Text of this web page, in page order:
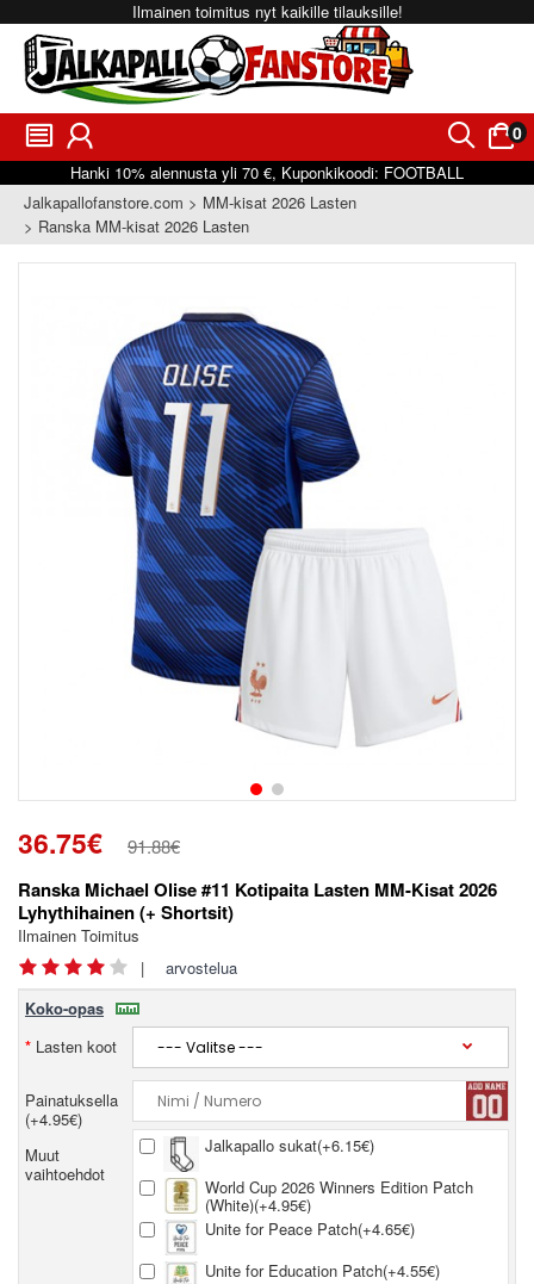
Ilmainen toimitus nyt kaikille tilauksille!
󰂩 󰃳 󰂨 0
󰃠
Hanki 10% alennusta yli 70 €, Kuponkikoodi: FOOTBALL
Jalkapallofanstore.com
MM-kisat 2026 Lasten
Ranska MM-kisat 2026 Lasten
36.75€ 91.88€
Ranska Michael Olise #11 Kotipaita Lasten MM-Kisat 2026
Lyhythihainen (+ Shortsit)
Ilmainen Toimitus
|
arvostelua
Koko-opas
Lasten koot
Painatuksella
(+4.95€)
Muut
vaihtoehdot
Jalkapallo sukat(+6.15€)
World Cup 2026 Winners Edition Patch
(White)(+4.95€)
Unite for Peace Patch(+4.65€)
Unite for Education Patch(+4.55€)